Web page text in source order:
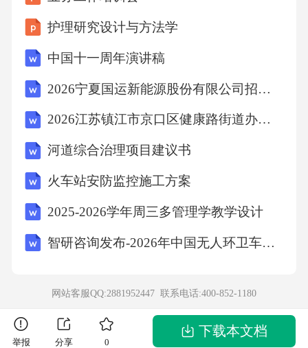
x 3 10 3 为整数时，该项为有理项，因为0r10且r
N
r26,10
1m0.25m的抛物面，则其轴截面所在抛物线的顶
点到焦点的距离为（）B. C. 【答案】x22pyp
截面所在抛物线的顶点到焦点的距离为0.25 2 ​
D.【答案】A
护理研究设计与方法学
中国十一周年演讲稿
2026宁夏国运新能源股份有限公司招聘45人笔试备考试题及答案详解
2026江苏镇江市京口区健康路街道办事处编制外城管协管员招聘2人笔试参考题库及答案详解
河道综合治理项目建议书
火车站安防监控施工方案
2025-2026学年周三多管理学教学设计
智研咨询发布-2026年中国无人环卫车行业市场运行态势及发展趋势预测报告
网站客服QQ:2881952447 联系电话:400-852-1180
举报 分享 0
下载本文档